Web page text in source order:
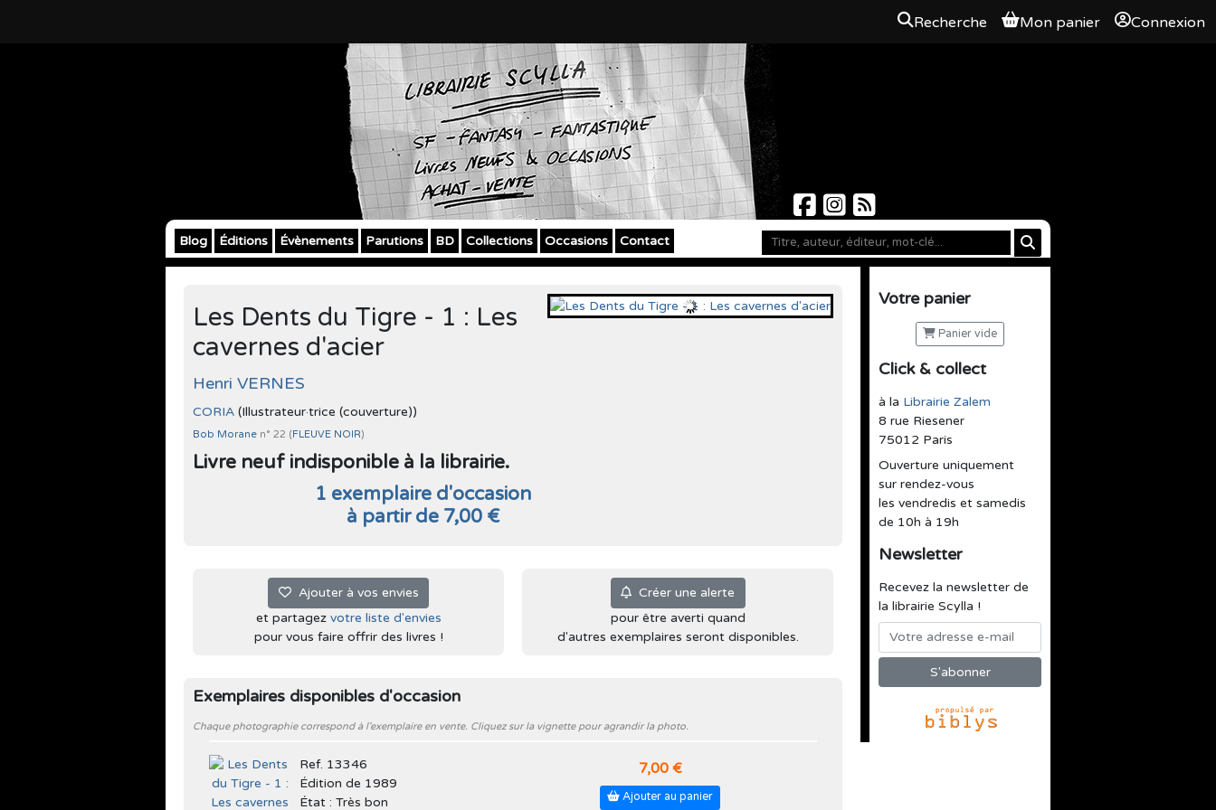
Recherche Mon panier Connexion
Blog Éditions Évènements Parutions BD Collections Occasions Contact
Votre panier
Panier vide
Click & collect
à la Librairie Zalem
8 rue Riesener
75012 Paris
Ouverture uniquement
sur rendez-vous
les vendredis et samedis
de 10h à 19h
Newsletter
Recevez la newsletter de
la librairie Scylla !
Les Dents du Tigre - 1 : Les
cavernes d'acier
Henri VERNES
CORIA (Illustrateur·trice (couverture))
Bob Morane n° 22 (FLEUVE NOIR)
Livre neuf indisponible à la librairie.
1 exemplaire d'occasion
à partir de 7,00 €
Ajouter à vos envies
et partagez votre liste d'envies
pour vous faire offrir des livres !
Créer une alerte
pour être averti quand
d'autres exemplaires seront disponibles.
Exemplaires disponibles d'occasion
Chaque photographie correspond à l'exemplaire en vente. Cliquez sur la vignette pour agrandir la photo.
Ref. 13346
Édition de 1989
État : Très bon
7,00 €
Ajouter au panier